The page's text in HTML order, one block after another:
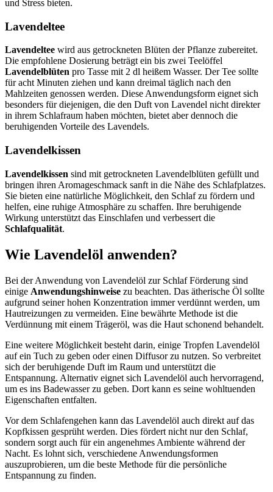
und Stress bieten.
Lavendeltee
Lavendeltee wird aus getrockneten Blüten der Pflanze zubereitet.
Die empfohlene Dosierung beträgt ein bis zwei Teelöffel
Lavendelblüten pro Tasse mit 2 dl heißem Wasser. Der Tee sollte
für acht Minuten ziehen und kann dreimal täglich nach den
Mahlzeiten genossen werden. Diese Anwendungsform eignet sich
besonders für diejenigen, die den Duft von Lavendel nicht direkter
in ihrem Schlafraum haben möchten, bietet aber dennoch die
beruhigenden Vorteile des Lavendels.
Lavendelkissen
Lavendelkissen sind mit getrockneten Lavendelblüten gefüllt und
bringen ihren Aromageschmack sanft in die Nähe des Schlafplatzes.
Sie bieten eine natürliche Möglichkeit, den Schlaf zu fördern und
helfen, eine ruhige Atmosphäre zu schaffen. Ihre beruhigende
Wirkung unterstützt das Einschlafen und verbessert die
Schlafqualität.
Wie Lavendelöl anwenden?
Bei der Anwendung von Lavendelöl zur Schlaf Förderung sind
einige Anwendungshinweise zu beachten. Das ätherische Öl sollte
aufgrund seiner hohen Konzentration immer verdünnt werden, um
Hautreizungen zu vermeiden. Eine bewährte Methode ist die
Verdünnung mit einem Trägeröl, was die Haut schonend behandelt.
Eine weitere Möglichkeit besteht darin, einige Tropfen Lavendelöl
auf ein Tuch zu geben oder einen Diffusor zu nutzen. So verbreitet
sich der beruhigende Duft im Raum und unterstützt die
Entspannung. Alternativ eignet sich Lavendelöl auch hervorragend,
um es ins Badewasser zu geben. Dort kann es seine wohltuenden
Eigenschaften entfalten.
Vor dem Schlafengehen kann das Lavendelöl auch direkt auf das
Kopfkissen gesprüht werden. Dies fördert nicht nur den Schlaf,
sondern sorgt auch für ein angenehmes Ambiente während der
Nacht. Es lohnt sich, verschiedene Anwendungsformen
auszuprobieren, um die beste Methode für die persönliche
Entspannung zu finden.